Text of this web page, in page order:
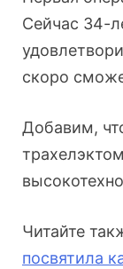
Сейчас 34-
скоро
Добавим,
Читайте
посвятила